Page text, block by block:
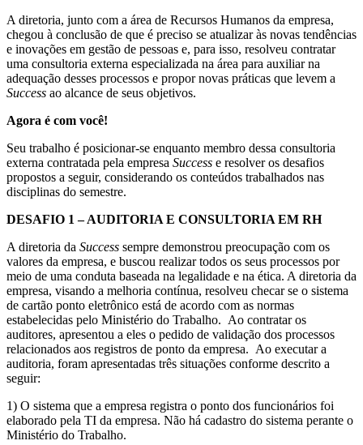
A diretoria, junto com a área de Recursos Humanos da empresa,
chegou à conclusão de que é preciso se atualizar às novas tendências
e inovações em gestão de pessoas e, para isso, resolveu contratar
uma consultoria externa especializada na área para auxiliar na
adequação desses processos e propor novas práticas que levem a
Success ao alcance de seus objetivos.
Agora é com você!
Seu trabalho é posicionar-se enquanto membro dessa consultoria
externa contratada pela empresa Success e resolver os desafios
propostos a seguir, considerando os conteúdos trabalhados nas
disciplinas do semestre.
DESAFIO 1 – AUDITORIA E CONSULTORIA EM RH
A diretoria da Success sempre demonstrou preocupação com os
valores da empresa, e buscou realizar todos os seus processos por
meio de uma conduta baseada na legalidade e na ética. A diretoria da
empresa, visando a melhoria contínua, resolveu checar se o sistema
de cartão ponto eletrônico está de acordo com as normas
estabelecidas pelo Ministério do Trabalho. Ao contratar os
auditores, apresentou a eles o pedido de validação dos processos
relacionados aos registros de ponto da empresa. Ao executar a
auditoria, foram apresentadas três situações conforme descrito a
seguir:
1) O sistema que a empresa registra o ponto dos funcionários foi
elaborado pela TI da empresa. Não há cadastro do sistema perante o
Ministério do Trabalho.